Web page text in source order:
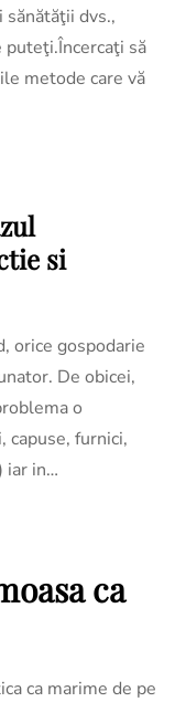
sănătăţii dvs.,
puteţi.Încercaţi să
metode care vă
si
orice gospodarie
De obicei,
o
capuse, furnici,
iar in…
ca
ca marime de pe